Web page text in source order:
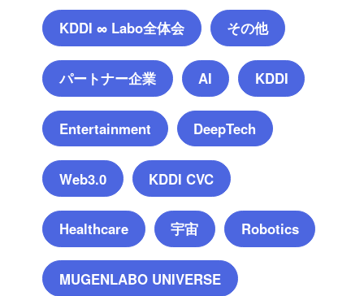
KDDI ∞ Labo全体会 その他
パートナー企業 AI KDDI
Entertainment DeepTech
Web3.0 KDDI CVC
Healthcare 宇宙 Robotics
MUGENLABO UNIVERSE